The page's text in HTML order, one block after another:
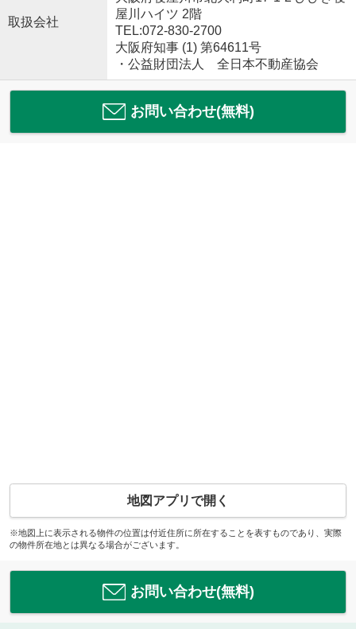
取扱会社
屋川ハイツ 2階
TEL:072-830-2700
大阪府知事 (1) 第64611号
・公益財団法人 全日本不動産協会
お問い合わせ(無料)
地図アプリで開く
※地図上に表示される物件の位置は付近住所に所在することを表すものであり、実際
の物件所在地とは異なる場合がございます。
お問い合わせ(無料)